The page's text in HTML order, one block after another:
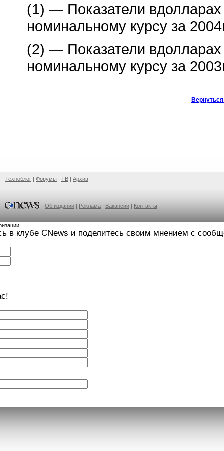
(1) — Показатели
номинальному курсу за
(2) — Показатели
номинальному курсу за
Техноблог | Форумы | ТВ | Архив
Об издании | Реклама | Вакансии | Контакты
в клубе CNews и поделитесь своим мнением с